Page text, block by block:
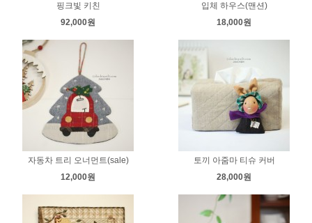
핑크빛 키친
92,000원
입체 하우스(맨션)
18,000원
자동차 트리 오너먼트(sale)
12,000원
토끼 아줌마 티슈 커버
28,000원